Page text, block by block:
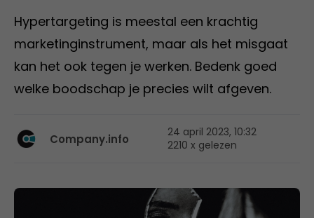
Hypertargeting is meestal een krachtig
marketinginstrument, maar als het misgaat
kan het ook tegen je werken. Bedenk goed
welke boodschap je precies wilt afgeven.
Company.info
24 april 2023, 10:32
2210 x gelezen